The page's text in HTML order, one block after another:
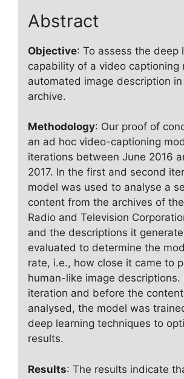
Abstract
Objective: To assess the deep
capability of a video captioning
automated image description
archive.
Methodology: Our proof of
an ad hoc video-captioning
iterations between June 2016
2017. In the first and second
model was used to analyse a
content from the archives of
Radio and Television
and the descriptions it
evaluated to determine the
rate, i.e., how close it came to
human-like image descriptions.
iteration and before the
analysed, the model was
deep learning techniques to
results.
Results: The results indicate